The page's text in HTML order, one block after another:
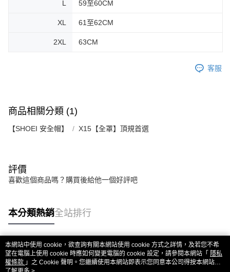
L 59至60CM
XL 61至62CM
2XL 63CM
客服
商品相關分類 (1)
【SHOEI 安全帽】 X15【全罩】頂規首選
評價
喜歡這個商品嗎？購買後給他一個好評吧
本分類熱銷全站排行
熱門標籤
本網站中使用 cookie，欲查詢有關本網站使用 cookie 方式之詳情，及若您不希
望在電腦上使用 cookie 時應如何變更電腦的 cookie 設定，請參閱本網站「 隱私
權條款 」之 Cookie 聲明。您繼續使用本網站即表示您同意本公司得按本網站使